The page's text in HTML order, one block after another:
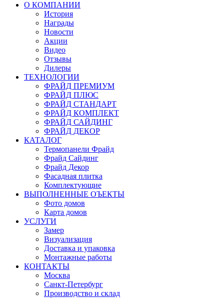
О КОМПАНИИ
История
Награды
Новости
Акции
Видео
Отзывы
Дилеры
ТЕХНОЛОГИИ
ФРАЙД ПРЕМИУМ
ФРАЙД ПЛЮС
ФРАЙД СТАНДАРТ
ФРАЙД КОМПЛЕКТ
ФРАЙД САЙДИНГ
ФРАЙД ДЕКОР
КАТАЛОГ
Термопанели Фрайд
Фрайд Сайдинг
Фрайд Декор
Фасадная плитка
Комплектующие
ВЫПОЛНЕННЫЕ ОЪЕКТЫ
Фото домов
Карта домов
УСЛУГИ
Замер
Визуализация
Доставка и упаковка
Монтажные работы
КОНТАКТЫ
Москва
Санкт-Петербург
Производство и склад